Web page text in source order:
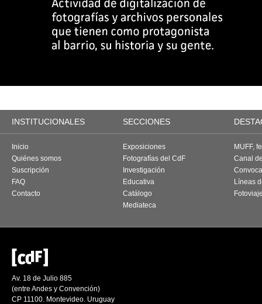
INSTITUCIONALES SECCIONES
Inicio
Quiénes somos
Suscripción
FAQ
Contacto
Exposiciones
Fotografías del CdF
Investigación
Educativa
Catálogo
Mediateca
MUFF,
Canal
Líneas
Av. 18 de Julio 885
(entre Andes y Convención)
CP 11100. Montevideo. Uruguay